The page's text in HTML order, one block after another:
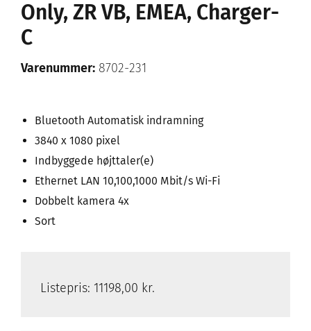
Only, ZR VB, EMEA, Charger-
C
Varenummer: 8702-231
Bluetooth Automatisk indramning
3840 x 1080 pixel
Indbyggede højttaler(e)
Ethernet LAN 10,100,1000 Mbit/s Wi-Fi
Dobbelt kamera 4x
Sort
Listepris: 11198,00 kr.